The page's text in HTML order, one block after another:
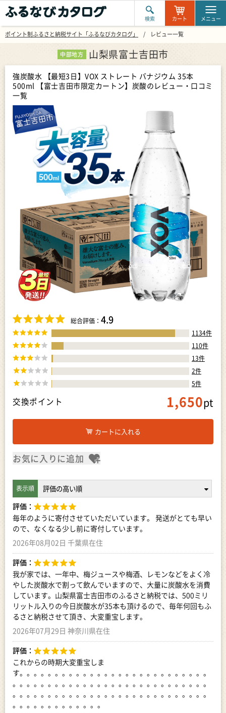
検索 カート メニュー
ポイント制ふるさと納税サイト「ふるなびカタログ」 レビュー一覧
中部地方 山梨県富士吉田市
強炭酸水 【最短3日】VOX ストレート バナジウム 35本
500ml 【富士吉田市限定カートン】炭酸のレビュー・口コミ
一覧
総合評価： 4.9
1134件
110件
13件
2件
5件
交換ポイント 1,650pt
お気に入りに追加
カートに入れる
評価：
毎年のように寄付させていただいています。 発送がとても早い
ので、なくなる少し前に寄付しています。
2026年08月02日 千葉県在住
評価：
我が家では、一年中、梅ジュースや梅酒、レモンなどをよく冷
やした炭酸水で割って飲んでいますので、大量に炭酸水を消費
しています。山梨県富士吉田市のふるさと納税では、500ミリ
リットル入りの今日炭酸水が35本も頂けるので、毎年何回もふ
るさと納税させて頂き、大変重宝します。
2026年07月29日 神奈川県在住
評価：
これからの時期大変重宝しま
す。。。。。。。。。。。。。。。。。。。。。。。。。。。
。。。。。。。。。。。。。。。。。。。。。。。。。。。。
。。。。。。。。。。。。。。。。。。。。。。。。。。。。
。。。。。。。。。。。。。